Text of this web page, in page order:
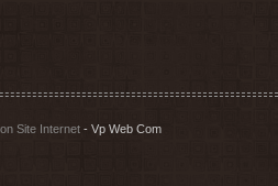
Site Internet - Vp Web Com